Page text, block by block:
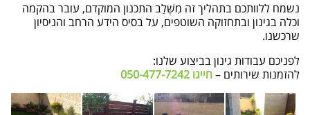
נשמח ללוותכם בתהליך זה מִשְּׁלַב התכנון המוקדם, עובר בהקמה
וכלה בגינון ובתחזוקה השוטפים, על בסיס הידע הרחב והניסיון
שרכשנו.
לפניכם עבודות גינון בביצוע שלנו:
להזמנות שירותים –חייגו 050-477-7242